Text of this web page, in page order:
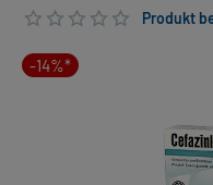
Produkt
-14%*